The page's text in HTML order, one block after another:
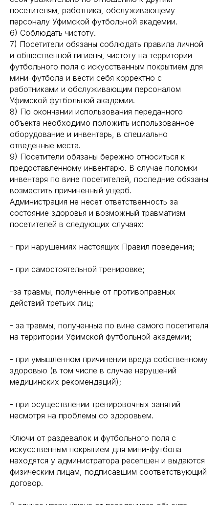
посетителям, работника, обслуживающему
персоналу Уфимской футбольной академии.
6) Соблюдать чистоту.
7) Посетители обязаны соблюдать правила личной
и общественной гигиены, чистоту на территории
футбольного поля с искусственным покрытием для
мини-футбола и вести себя корректно с
работниками и обслуживающим персоналом
Уфимской футбольной академии.
8) По окончании использования переданного
объекта необходимо положить использованное
оборудование и инвентарь, в специально
отведенные места.
9) Посетители обязаны бережно относиться к
предоставленному инвентарю. В случае поломки
инвентаря по вине посетителей, последние обязаны
возместить причиненный ущерб.
Администрация не несет ответственность за
состояние здоровья и возможный травматизм
посетителей в следующих случаях:
- при нарушениях настоящих Правил поведения;
- при самостоятельной тренировке;
-за травмы, полученные от противоправных
действий третьих лиц;
- за травмы, полученные по вине самого посетителя
на территории Уфимской футбольной академии;
- при умышленном причинении вреда собственному
здоровью (в том числе в случае нарушений
медицинских рекомендаций);
- при осуществлении тренировочных занятий
несмотря на проблемы со здоровьем.
Ключи от раздевалок и футбольного поля с
искусственным покрытием для мини-футбола
находятся у администратора ресепшен и выдаются
физическим лицам, подписавшим соответствующий
договор.